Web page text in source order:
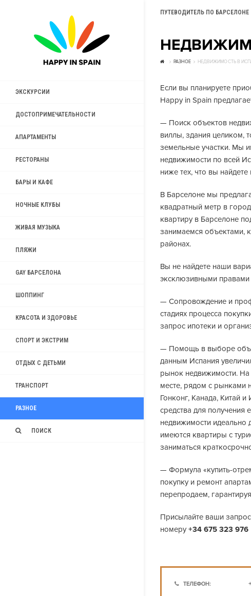
ПУТЕВОДИТЕЛЬ ПО БАРСЕЛОНЕ
ЭКСКУРСИИ
ДОСТОПРИМЕЧАТЕЛЬНОСТИ
АПАРТАМЕНТЫ
РЕСТОРАНЫ
БАРЫ И КАФЕ
НОЧНЫЕ КЛУБЫ
ЖИВАЯ МУЗЫКА
ПЛЯЖИ
GAY БАРСЕЛОНА
ШОППИНГ
КРАСОТА И ЗДОРОВЬЕ
СПОРТ И ЭКСТРИМ
ОТДЫХ С ДЕТЬМИ
ТРАНСПОРТ
РАЗНОЕ
ПОИСК
РАЗНОЕ НЕДВИЖИМОСТЬ В
Если вы планируете
Happy in Spain
— Поиск объектов
виллы, здания целиком,
земельные участки. Мы
недвижимости по всей
ниже тех, что вы
В Барселоне мы
квадратный метр в
квартиру в Барселоне
занимаемся объектами,
районах.
Вы не найдете наши
эксклюзивными
— Сопровождение и
стадиях процесса
запрос ипотеки и
— Помощь в выборе
данным Испания
рынок недвижимости. На
месте, рядом с рынками
Гонконг, Канада, Китай
средства для
недвижимости идеально
имеются квартиры с
заниматься
— Формула «купить-
покупку и ремонт
перепродаем,
Присылайте ваши
номеру+34 675 323 976
ТЕЛЕФОН: